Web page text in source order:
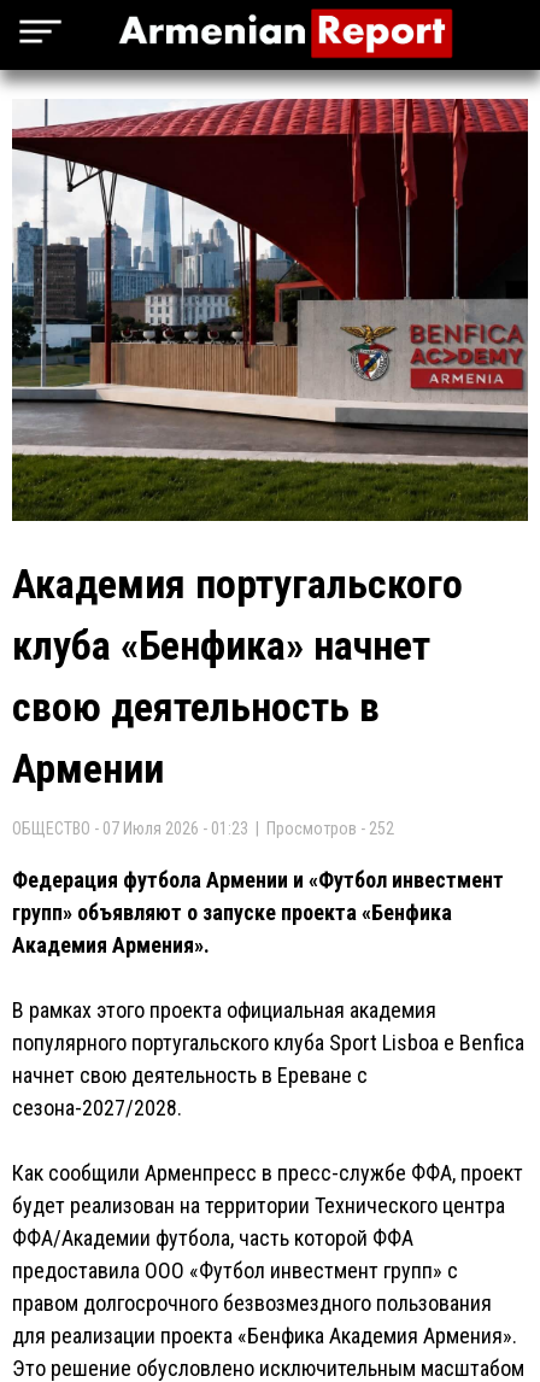
Академия португальского
клуба «Бенфика» начнет
свою деятельность в
Армении
ОБЩЕСТВО - 07 Июля 2026 - 01:23 | Просмотров - 252
Федерация футбола Армении и «Футбол инвестмент
групп» объявляют о запуске проекта «Бенфика
Академия Армения».
В рамках этого проекта официальная академия
популярного португальского клуба Sport Lisboa e Benfica
начнет свою деятельность в Ереване с
сезона-2027/2028.
Как сообщили Арменпресс в пресс-службе ФФА, проект
будет реализован на территории Технического центра
ФФА/Академии футбола, часть которой ФФА
предоставила ООО «Футбол инвестмент групп» с
правом долгосрочного безвозмездного пользования
для реализации проекта «Бенфика Академия Армения».
Это решение обусловлено исключительным масштабом